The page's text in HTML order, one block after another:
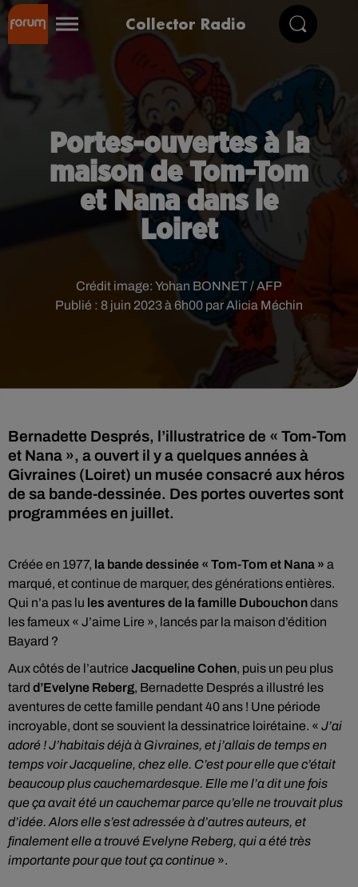
Collector Radio
Portes-ouvertes à la
maison de Tom-Tom
et Nana dans le
Loiret
Publié : 8 juin 2023 à 6h00 par Alicia Méchin
Crédit image: Yohan BONNET / AFP
Bernadette Després, l’illustratrice de « Tom-Tom
et Nana », a ouvert il y a quelques années à
Givraines (Loiret) un musée consacré aux héros
de sa bande-dessinée. Des portes ouvertes sont
programmées en juillet.
Créée en 1977, la bande dessinée « Tom-Tom et Nana » a
marqué, et continue de marquer, des générations entières.
Qui n’a pas lu les aventures de la famille Dubouchondans
les fameux « J’aime Lire », lancés par la maison d’édition
Bayard ?
Aux côtés de l’autrice Jacqueline Cohen, puis un peu plus
tard d’Evelyne Reberg, Bernadette Després a illustré les
aventures de cette famille pendant 40 ans ! Une période
incroyable, dont se souvient la dessinatrice loirétaine. « J’ai
adoré ! J’habitais déjà à Givraines, et j’allais de temps en
temps voir Jacqueline, chez elle. C’est pour elle que c’était
beaucoup plus cauchemardesque. Elle me l’a dit une fois
que ça avait été un cauchemar parce qu’elle ne trouvait plus
d’idée. Alors elle s’est adressée à d’autres auteurs, et
finalement elle a trouvé Evelyne Reberg, qui a été très
importante pour que tout ça continue ».